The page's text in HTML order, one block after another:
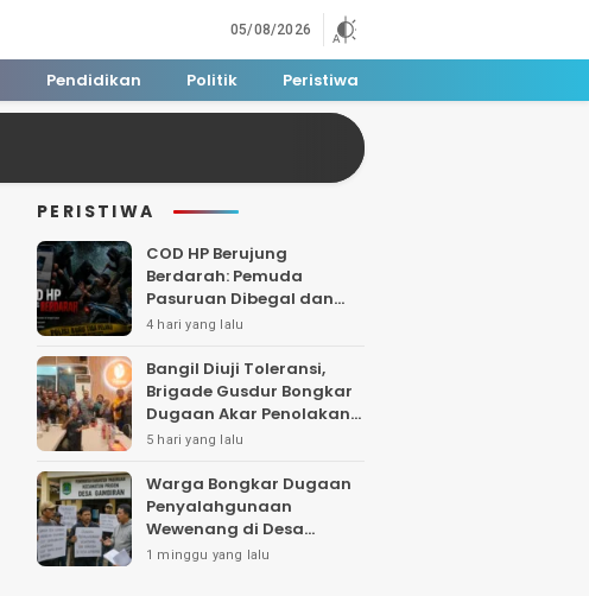
05/08/2026
Pendidikan Politik Peristiwa
PERISTIWA
COD HP Berujung
Berdarah: Pemuda
Pasuruan Dibegal dan
Dibacok di Tengah Hutan
4 hari yang lalu
Bangil Diuji Toleransi,
Brigade Gusdur Bongkar
Dugaan Akar Penolakan
Tempat Ibadah
5 hari yang lalu
Warga Bongkar Dugaan
Penyalahgunaan
Wewenang di Desa
Gambiran, Isu Narkoba
1 minggu yang lalu